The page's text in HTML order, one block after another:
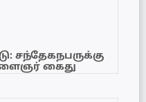
சந்தேகநபருக்கு
கைது